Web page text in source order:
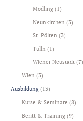
Mödling (1)
Neunkirchen (3)
St. Pölten (3)
Tulln (1)
Wiener Neustadt (7)
Wien (3)
Ausbildung (13)
Kurse & Seminare (8)
Beritt & Training (9)